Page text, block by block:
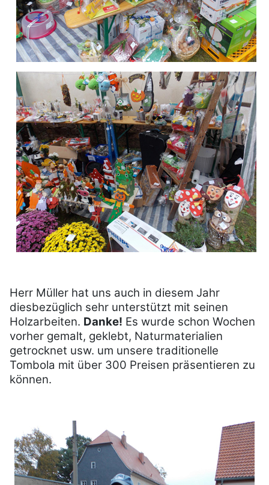
Herr Müller hat uns auch in diesem Jahr
diesbezüglich sehr unterstützt mit seinen
Holzarbeiten. Danke! Es wurde schon Wochen
vorher gemalt, geklebt, Naturmaterialien
getrocknet usw. um unsere traditionelle
Tombola mit über 300 Preisen präsentieren zu
können.